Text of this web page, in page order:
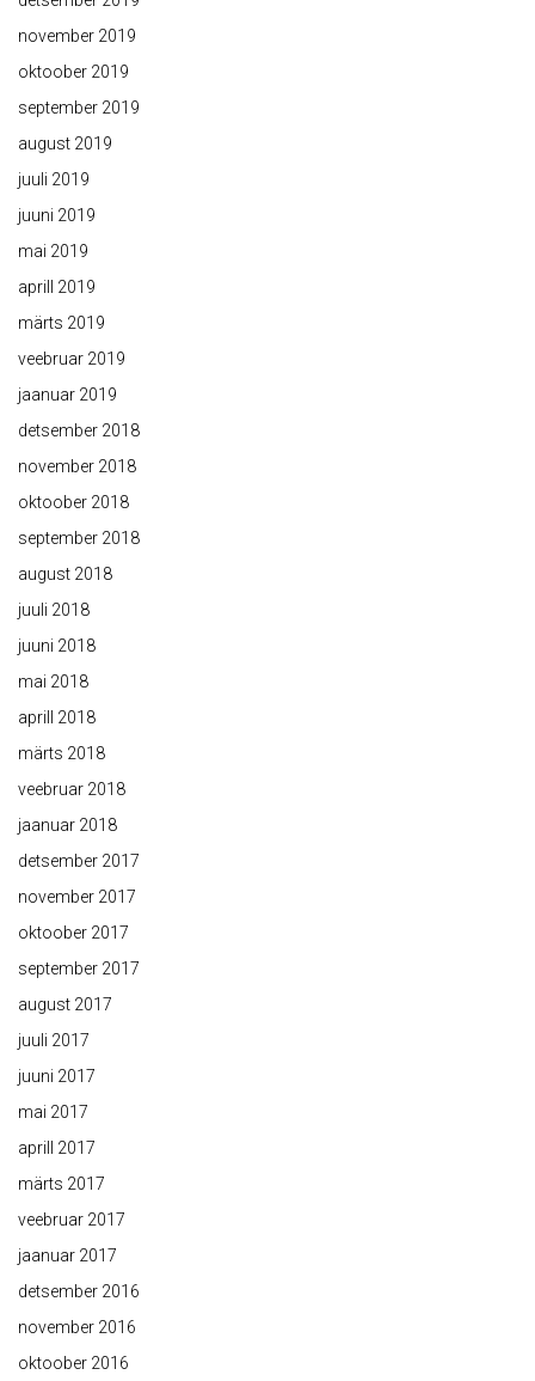
november 2019
oktoober 2019
september 2019
august 2019
juuli 2019
juuni 2019
mai 2019
aprill 2019
märts 2019
veebruar 2019
jaanuar 2019
detsember 2018
november 2018
oktoober 2018
september 2018
august 2018
juuli 2018
juuni 2018
mai 2018
aprill 2018
märts 2018
veebruar 2018
jaanuar 2018
detsember 2017
november 2017
oktoober 2017
september 2017
august 2017
juuli 2017
juuni 2017
mai 2017
aprill 2017
märts 2017
veebruar 2017
jaanuar 2017
detsember 2016
november 2016
oktoober 2016